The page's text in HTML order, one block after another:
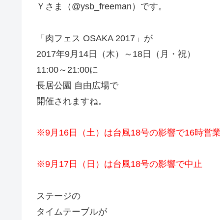
Ｙさま（@ysb_freeman）です。
「肉フェス OSAKA 2017」が
2017年9月14日（木）～18日（月・祝）
11:00～21:00に
長居公園 自由広場で
開催されますね。
※9月16日（土）は台風18号の影響で16時営
※9月17日（日）は台風18号の影響で中止
ステージの
タイムテーブルが